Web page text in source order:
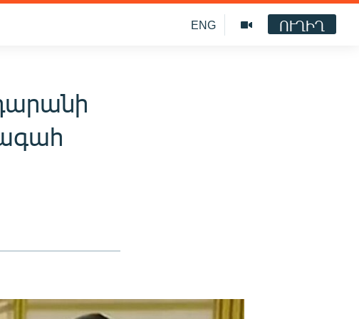
ENG ՈՒՂԻՂ